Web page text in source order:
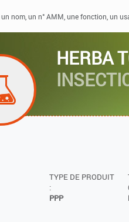
HERBA
TYPE DE PRODUIT
:
PPP